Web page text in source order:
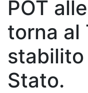
POT
torna al
Stato.